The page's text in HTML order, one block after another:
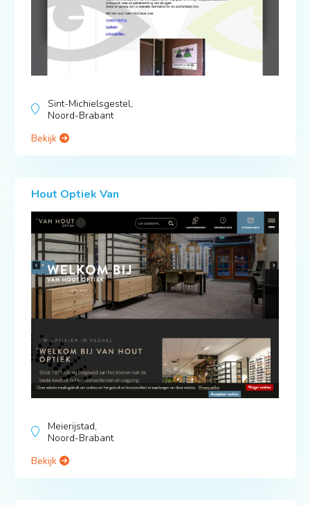
Sint-Michielsgestel,
Noord-Brabant
Bekijk
Hout Optiek Van
Meierijstad,
Noord-Brabant
Bekijk